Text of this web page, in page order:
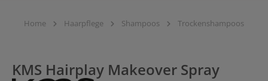
Home Haarpflege Shampoos Trockenshampoos
KMS Hairplay Makeover Spray